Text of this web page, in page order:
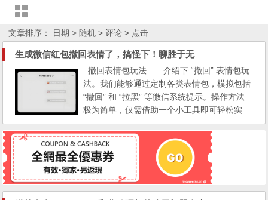
文章排序： 日期 > 随机 > 评论 > 点击
生成微信红包撤回表情了，搞怪下！聊胜于无
撤回表情包玩法 介绍下 “撤回” 表情包玩
法。我们能够通过定制各类表情包，模拟包括
“撤回” 和 “拉黑” 等微信系统提示。操作方法
极为简单，仅需借助一个小工具即可轻松实
现。 相关链接： 复活诺基亚短信图片生成
器，有内鬼！我们回不去了笨蛋 微信群生
成，不需要再找各种微信群和群二维码加群。
2024黑科技加群，最新代码支持 感兴趣的
朋友，可以进入“找来优惠券”公众号，点击右